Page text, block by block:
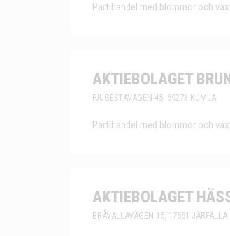
Partihandel med blommor och
AKTIEBOLAGET
FJUGESTAVÄGEN 45, 69273 KUMLA
Partihandel med blommor och
AKTIEBOLAGET
BRÅVALLAVÄGEN 15, 17561 JÄRFÄLLA